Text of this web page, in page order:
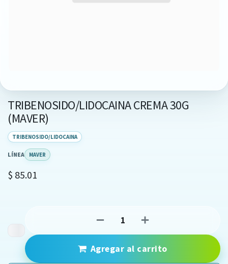
TRIBENOSIDO/LIDOCAINA CREMA 30G
(MAVER)
TRIBENOSIDO/LIDOCAINA
LÍNEA MAVER
$ 85.01
Agregar al carrito